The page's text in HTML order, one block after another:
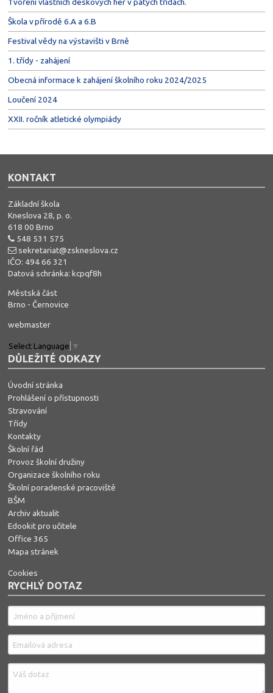
Tvoření vlastních deskových her v pátých třídách.
Škola v přírodě 6.A a 6.B
Festival vědy na výstavišti v Brně
1. třídy - zahájení
Obecná informace k zahájení školního roku 2024/2025
Loučení 2024
XXII. ročník atletické olympiády
KONTAKT
Základní škola
Kneslova 28, p. o.
618 00 Brno
548 531 575
sekretariat@zskneslova.cz
IČO: 494 66 321
Datová schránka: kcpqf8h
Městská část
Brno - Černovice
webmaster
Select Language ▼
DŮLEŽITÉ ODKAZY
Úvodní stránka
Prohlášení o přístupnosti
Stravování
Třídy
Kontakty
Školní řád
Provoz školní družiny
Organizace školního roku
Školní poradenské pracoviště
BŠM
Archiv aktualit
Edookit pro učitele
Office 365
Mapa stránek
Cookies
RYCHLÝ DOTAZ